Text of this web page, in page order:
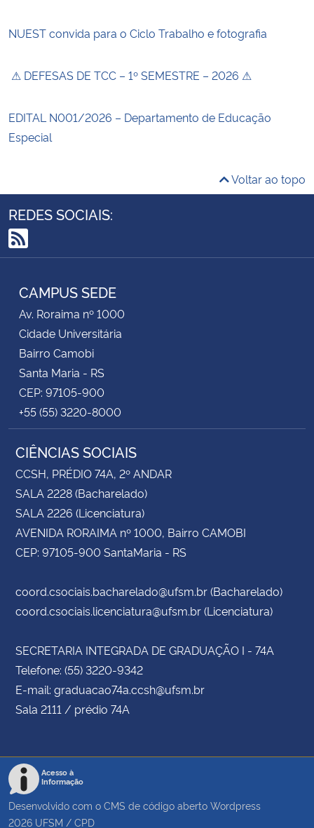
NUEST convida para o Ciclo Trabalho e fotografia
⚠ DEFESAS DE TCC – 1º SEMESTRE – 2026 ⚠
EDITAL N001/2026 – Departamento de Educação
Especial
Voltar ao topo
REDES SOCIAIS:
RSS
CAMPUS SEDE
Av. Roraima nº 1000
Cidade Universitária
Bairro Camobi
Santa Maria - RS
CEP: 97105-900
+55 (55) 3220-8000
CIÊNCIAS SOCIAIS
CCSH, PRÉDIO 74A, 2º ANDAR
SALA 2228 (Bacharelado)
SALA 2226 (Licenciatura)
AVENIDA RORAIMA nº 1000, Bairro CAMOBI
CEP: 97105-900 SantaMaria - RS
coord.csociais.bacharelado@ufsm.br (Bacharelado)
coord.csociais.licenciatura@ufsm.br (Licenciatura)
SECRETARIA INTEGRADA DE GRADUAÇÃO I - 74A
Telefone: (55) 3220-9342
E-mail: graduacao74a.ccsh@ufsm.br
Sala 2111 / prédio 74A
Acesso à
Informação
Desenvolvido com o CMS de código aberto Wordpress
2026 UFSM / CPD